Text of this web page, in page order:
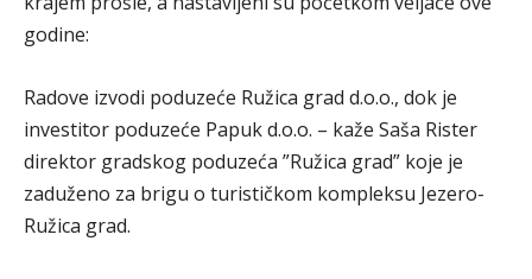
godine:
Radove izvodi poduzeće Ružica grad d.o.o., dok je
investitor poduzeće Papuk d.o.o. – kaže Saša Rister
direktor gradskog poduzeća ”Ružica grad” koje je
zaduženo za brigu o turističkom kompleksu Jezero-
Ružica grad.